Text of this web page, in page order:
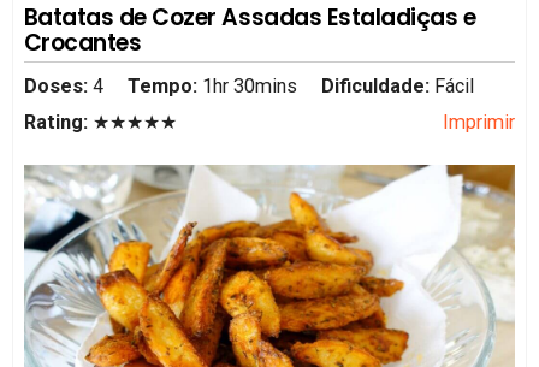
Batatas de Cozer Assadas Estaladiças e
Crocantes
Doses: 4 Tempo: 1hr 30mins Dificuldade: Fácil
Rating: ★★★★★ Imprimir